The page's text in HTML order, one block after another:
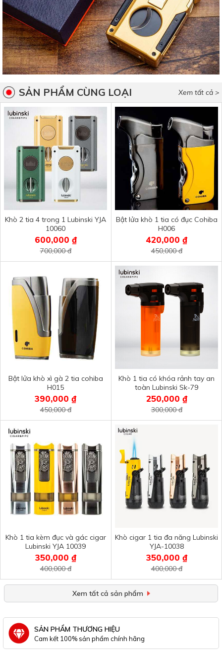
Xem tất cả >
SẢN PHẨM CÙNG LOẠI
Khò 2 tia 4 trong 1 Lubinski YJA
10060
600,000 ₫
700,000 đ
Bật lửa khò 1 tia có đục Cohiba
H006
420,000 ₫
450,000 đ
Bật lửa khò xì gà 2 tia cohiba
H015
390,000 ₫
450,000 đ
Khò 1 tia có khóa rảnh tay an
toàn Lubinski Sk-79
250,000 ₫
300,000 đ
Khò 1 tia kèm đục và gác cigar
Lubinski YJA 10039
350,000 ₫
400,000 đ
Khò cigar 1 tia đa năng Lubinski
YJA-10038
350,000 ₫
400,000 đ
Xem tất cả sản phẩm
SẢN PHẨM THƯƠNG HIỆU
Cam kết 100% sản phẩm chính hãng